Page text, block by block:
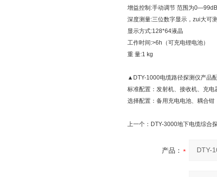
增益控制:手动调节 范围为0—99dB
深度测量:三位数字显示，zui大可
显示方式:128*64液晶
工作时间:>6h（可充电锂电池）
重 量:1 kg
▲DTY-1000电缆路径探测仪产品
标准配置：发射机、接收机、充电
选择配置：备用充电电池、耦合钳
上一个： DTY-3000地下电缆综合
产品：